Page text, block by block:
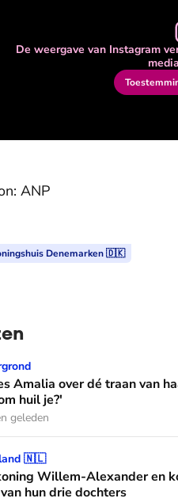
De weergave van Instagram
ANP
Denemarken 🇩🇰
dé traan van haar moeder:
Amalia over dé traan van
huil je?'
geleden
Alexander en koningin
🇳🇱
Willem-Alexander en
hun drie dochters